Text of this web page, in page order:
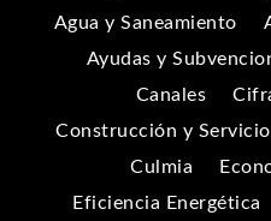
Agua y Saneamiento
Ayudas y
Canales
Construcción y
Culmia
Eficiencia Energética